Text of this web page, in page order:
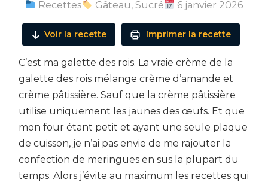
Recettes Gâteau, Sucré 6 janvier 2026
Voir la recette Imprimer la recette
C’est ma galette des rois. La vraie crème de la
galette des rois mélange crème d’amande et
crème pâtissière. Sauf que la crème pâtissière
utilise uniquement les jaunes des œufs. Et que
mon four étant petit et ayant une seule plaque
de cuisson, je n’ai pas envie de me rajouter la
confection de meringues en sus la plupart du
temps. Alors j’évite au maximum les recettes qui